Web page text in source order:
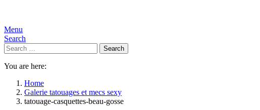
Menu
Search
Search
for:
Search
You are here:
Home
Galerie tatouages et mecs sexy
tatouage-casquettes-beau-gosse